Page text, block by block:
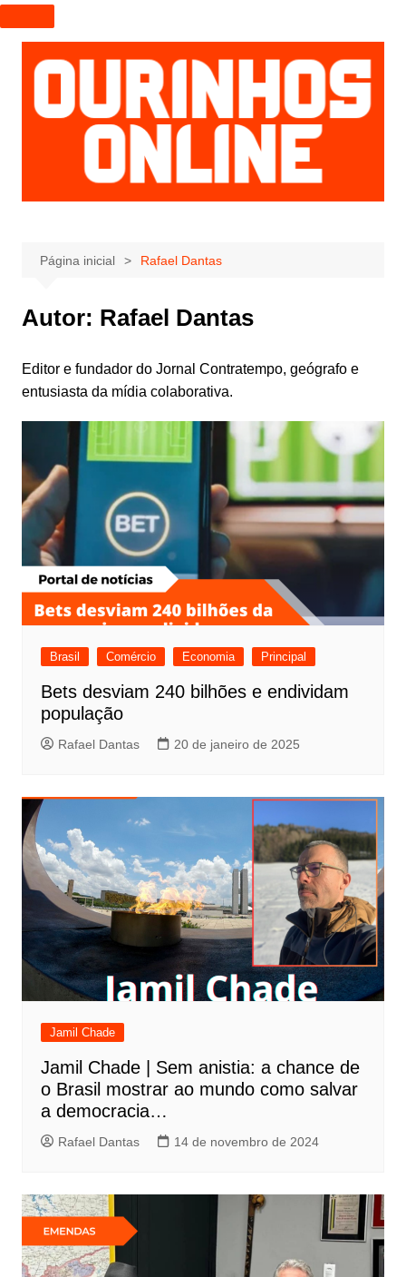
I
r
p
a
r
a
e
o
Página inicial Rafael Dantas
Autor: Rafael Dantas
Editor e fundador do Jornal Contratempo, geógrafo e
entusiasta da mídia colaborativa.
Brasil Comércio Economia Principal
Bets desviam 240 bilhões e endividam
população
Rafael Dantas 20 de janeiro de 2025
Jamil Chade
Jamil Chade | Sem anistia: a chance de
o Brasil mostrar ao mundo como salvar
a democracia…
Rafael Dantas 14 de novembro de 2024